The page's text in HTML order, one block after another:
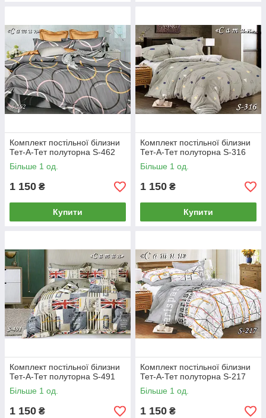
Комплект постільної білизни
Тет-А-Тет полуторна S-462
Більше 1 од.
1 150 ₴
Купити
Комплект постільної білизни
Тет-А-Тет полуторна S-316
Більше 1 од.
1 150 ₴
Купити
Комплект постільної білизни
Тет-А-Тет полуторна S-491
Більше 1 од.
1 150 ₴
Комплект постільної білизни
Тет-А-Тет полуторна S-217
Більше 1 од.
1 150 ₴